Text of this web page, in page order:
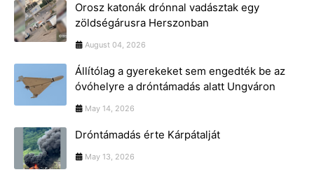
Orosz katonák drónnal vadásztak egy
zöldségárusra Herszonban
August 04, 2026
Állítólag a gyerekeket sem engedték be az
óvóhelyre a dróntámadás alatt Ungváron
May 14, 2026
Dróntámadás érte Kárpátalját
May 13, 2026